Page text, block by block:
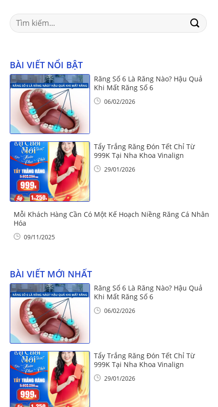
Search
for:
BÀI VIẾT NỔI BẬT
Răng Số 6 Là Răng Nào? Hậu Quả
Khi Mất Răng Số 6
06/02/2026
Tẩy Trắng Răng Đón Tết Chỉ Từ
999K Tại Nha Khoa Vinalign
29/01/2026
Mỗi Khách Hàng Cần Có Một Kế Hoạch Niềng Răng Cá Nhân
Hóa
09/11/2025
BÀI VIẾT MỚI NHẤT
Răng Số 6 Là Răng Nào? Hậu Quả
Khi Mất Răng Số 6
06/02/2026
Tẩy Trắng Răng Đón Tết Chỉ Từ
999K Tại Nha Khoa Vinalign
29/01/2026